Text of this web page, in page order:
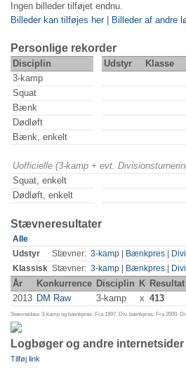
Ingen billeder tilføjet endnu.
Billeder kan tilføjes her| Billeder af andre
Personlige rekorder
Disciplin Udstyr Klasse
3-kamp
Squat
Bænk
Dødløft
Bænk, enkelt
Uofficielle (3-kamp + evt.
Squat, enkelt
Dødløft, enkelt
Stævneresultater
Alle
Udstyr
Stævner: 3-kamp Bænkpres
Klassisk Stævner: 3-kamp Bænkpres
År Konkurrence Disciplin K Resultat
2013 DM Raw 3-kamp x 413
Stævnedata: 3-kamp og bænkpres: Fra 1997. Div. bænkpres: Fra 2000.
Logbøger og andre internetsider
Tilføj link